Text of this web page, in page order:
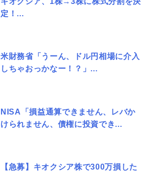
定！...
米財務省「うーん、ドル円相場に介入
しちゃおっかなー！？」...
NISA「損益通算できません、レバか
けられません、債権に投資でき...
【急募】キオクシア株で300万損した